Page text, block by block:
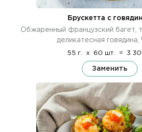
Брускетта с
Обжаренный французский багет,
деликатесная говядина,
55 г. x 60 шт. = 3
Заменить